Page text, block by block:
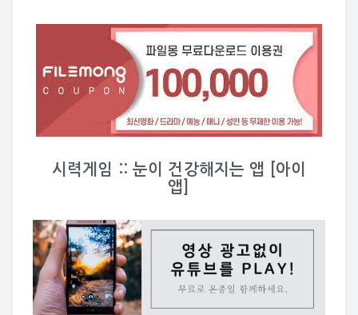
시력게임 :: 눈이 건강해지는 앱 [아이
앱]